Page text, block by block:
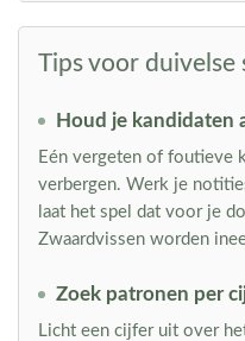
Tips voor duivelse
Houd je kandidaten
Eén vergeten of foutieve
verbergen. Werk je
laat het spel dat voor je
Zwaardvissen worden
Zoek patronen per
Licht een cijfer uit over